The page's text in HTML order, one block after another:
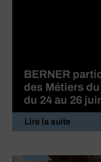
BERNER
des Métiers
du 24 au 26
Lire la suite